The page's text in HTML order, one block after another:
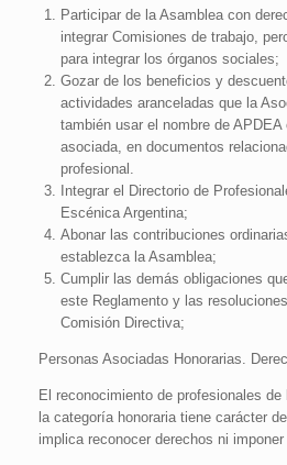
Participar de la Asamblea con
integrar Comisiones de trabajo,
para integrar los órganos sociales;
Gozar de los beneficios y
actividades aranceladas que la
también usar el nombre de
asociada, en documentos
profesional.
Integrar el Directorio de
Escénica Argentina;
Abonar las contribuciones
establezca la Asamblea;
Cumplir las demás obligaciones
este Reglamento y las
Comisión Directiva;
Personas Asociadas Honorarias.
El reconocimiento de profesionales
la categoría honoraria tiene carácter
implica reconocer derechos ni imponer